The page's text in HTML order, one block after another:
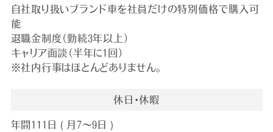
自社取り扱いブランド車を社員だけの特別価格で購入可
能
退職金制度（勤続3年以上）
キャリア面談（半年に1回）
※社内行事はほとんどありません。
休日・休暇
年間111日 ( 月7～9日 )